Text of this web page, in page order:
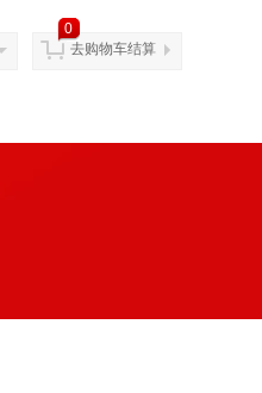
0
去购物车结算